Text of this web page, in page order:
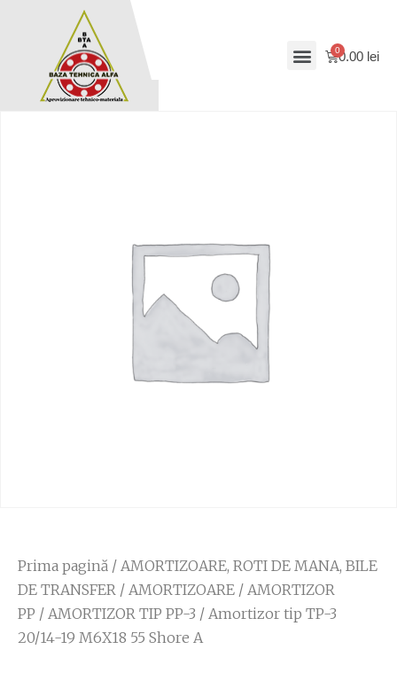
0.00 lei
Prima pagină / AMORTIZOARE, ROTI DE MANA, BILE
DE TRANSFER / AMORTIZOARE / AMORTIZOR
PP / AMORTIZOR TIP PP-3 / Amortizor tip TP-3
20/14-19 M6X18 55 Shore A